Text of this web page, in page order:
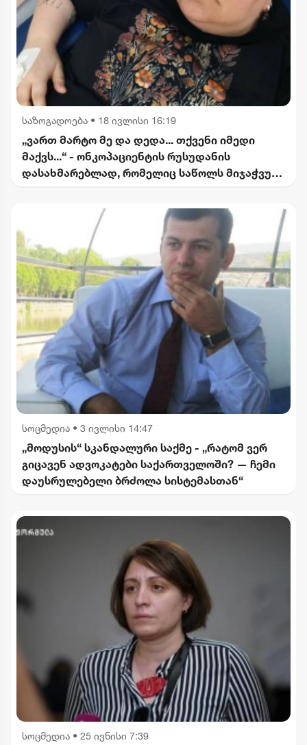
საზოგადოება • 18 ივლისი 16:19
„ვართ მარტო მე და დედა... თქვენი იმედი
მაქვს...“ - ონკოპაციენტის რუსუდანის
დასახმარებლად, რომელიც საწოლს მიჯაჭვულ
სოცმედია • 3 ივლისი 14:47
„მოდუსის“ სკანდალური საქმე - „რატომ ვერ
გიცავენ ადვოკატები საქართველოში? — ჩემი
დაუსრულებელი ბრძოლა სისტემასთან“
სოცმედია • 25 ივნისი 7:39